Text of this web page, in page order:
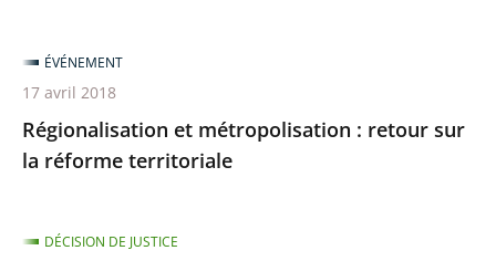
Régionalisation et métropolisation : retour sur
la réforme territoriale
ÉVÉNEMENT
17 avril 2018
DÉCISION DE JUSTICE